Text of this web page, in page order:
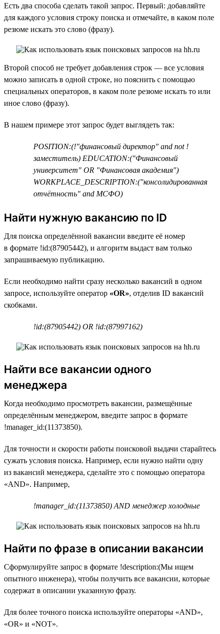
Есть два способа сделать такой запрос. Первый: добавляйте
для каждого условия строку поиска и отмечайте, в каком поле
резюме искать это слово (фразу).
Второй способ не требует добавления строк — все условия
можно записать в одной строке, но пояснить с помощью
специальных операторов, в каком поле резюме искать то или
иное слово (фразу).
В нашем примере этот запрос будет выглядеть так:
POSITION:(!"финансовый директор" and not !
заместитель) EDUCATION:("Финансовый
университет" OR "Финансовая академия")
WORKPLACE_DESCRIPTION:("консолидированная
отчётность" and МСФО)
Найти нужную вакансию по ID
Для поиска определённой вакансии введите её номер
в формате !id:(87905442), и алгоритм выдаст вам только
запрашиваемую публикацию.
Если необходимо найти сразу несколько вакансий в одном
запросе, используйте оператор «OR», отделив ID вакансий
скобками.
!id:(87905442) OR !id:(87997162)
Найти все вакансии одного
менеджера
Когда необходимо просмотреть вакансии, размещённые
определённым менеджером, введите запрос в формате
!manager_id:(11373850).
Для точности и скорости работы поисковой выдачи старайтесь
сужать условия поиска. Например, если нужно найти одну
из вакансий менеджера, сделайте это с помощью оператора
«AND». Например,
!manager_id:(11373850) AND менеджер холодные
Найти по фразе в описании вакансии
Сформулируйте запрос в формате !description:(Мы ищем
опытного инженера), чтобы получить все вакансии, которые
содержат в описании указанную фразу.
Для более точного поиска используйте операторы «AND»,
«OR» и «NOT».